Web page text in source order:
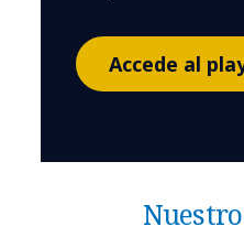
Accede al